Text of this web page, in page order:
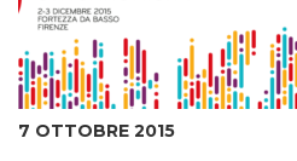
7 OTTOBRE 2015